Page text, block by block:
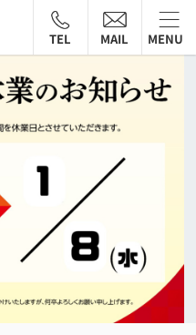
TEL MAIL MENU